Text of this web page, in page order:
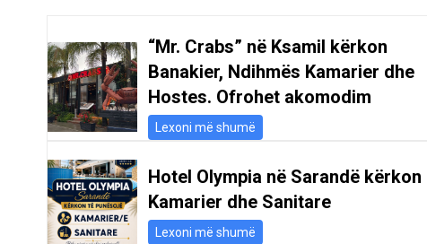
“Mr. Crabs” në Ksamil kërkon
Banakier, Ndihmës Kamarier dhe
Hostes. Ofrohet akomodim
Lexoni më shumë
Hotel Olympia në Sarandë kërkon
Kamarier dhe Sanitare
Lexoni më shumë